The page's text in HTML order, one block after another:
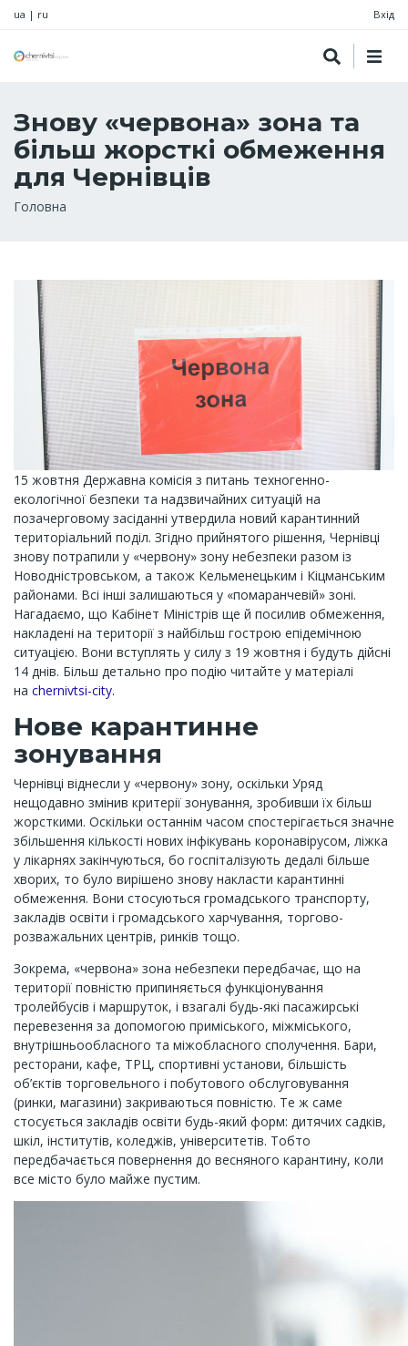
ua | ru Вхід
Знову «червона» зона та
більш жорсткі обмеження
для Чернівців
Рядок
Головна
15 жовтня Державна комісія з питань техногенно-
екологічної безпеки та надзвичайних ситуацій на
позачерговому засіданні утвердила новий карантинний
територіальний поділ. Згідно прийнятого рішення, Чернівці
знову потрапили у «червону» зону небезпеки разом із
Новодністровськом, а також Кельменецьким і Кіцманським
районами. Всі інші залишаються у «помаранчевій» зоні.
Нагадаємо, що Кабінет Міністрів ще й посилив обмеження,
накладені на території з найбільш гострою епідемічною
ситуацією. Вони вступлять у силу з 19 жовтня і будуть дійсні
14 днів. Більш детально про подію читайте у матеріалі
на chernivtsi-city.
Нове карантинне
зонування
Чернівці віднесли у «червону» зону, оскільки Уряд
нещодавно змінив критерії зонування, зробивши їх більш
жорсткими. Оскільки останнім часом спостерігається значне
збільшення кількості нових інфікувань коронавірусом, ліжка
у лікарнях закінчуються, бо госпіталізують дедалі більше
хворих, то було вирішено знову накласти карантинні
обмеження. Вони стосуються громадського транспорту,
закладів освіти і громадського харчування, торгово-
розважальних центрів, ринків тощо.
Зокрема, «червона» зона небезпеки передбачає, що на
території повністю припиняється функціонування
тролейбусів і маршруток, і взагалі будь-які пасажирські
перевезення за допомогою приміського, міжміського,
внутрішньообласного та міжобласного сполучення. Бари,
ресторани, кафе, ТРЦ, спортивні установи, більшість
об’єктів торговельного і побутового обслуговування
(ринки, магазини) закриваються повністю. Те ж саме
стосується закладів освіти будь-який форм: дитячих садків,
шкіл, інститутів, коледжів, університетів. Тобто
передбачається повернення до весняного карантину, коли
все місто було майже пустим.